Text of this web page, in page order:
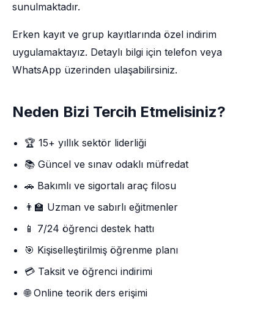
sunulmaktadır.
Erken kayıt ve grup kayıtlarında özel indirim
uygulamaktayız. Detaylı bilgi için telefon veya
WhatsApp üzerinden ulaşabilirsiniz.
Neden Bizi Tercih Etmelisiniz?
🏆 15+ yıllık sektör liderliği
📚 Güncel ve sınav odaklı müfredat
🚗 Bakımlı ve sigortalı araç filosu
👨‍🏫 Uzman ve sabırlı eğitmenler
📱 7/24 öğrenci destek hattı
🎯 Kişiselleştirilmiş öğrenme planı
💳 Taksit ve öğrenci indirimi
🌐 Online teorik ders erişimi